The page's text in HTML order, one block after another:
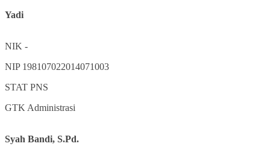
Yadi
NIK -
NIP 198107022014071003
STAT PNS
GTK Administrasi
Syah Bandi, S.Pd.